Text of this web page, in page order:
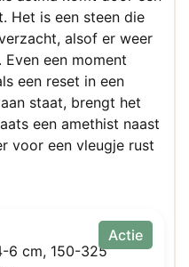
Het is een steen die
alsof er weer
een moment
een reset in een
staat, brengt het
een amethist naast
voor een vleugje rust
Actie